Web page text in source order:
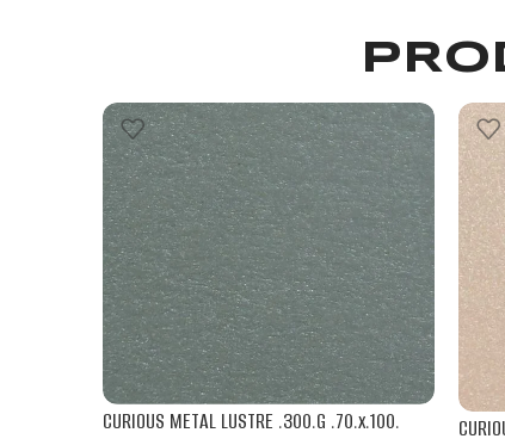
CURIOUS METAL LUSTRE .300.G .70.x.100.